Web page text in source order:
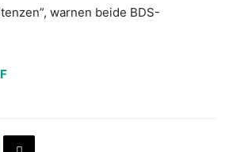
warnen beide BDS-